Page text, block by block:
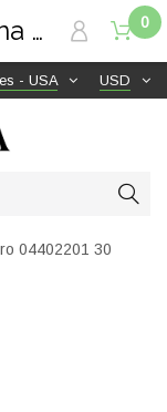
USD
- USA
0
04402201 30
The Bridge Story Donna Nero/Oro 04402201 30 | TutITALIA